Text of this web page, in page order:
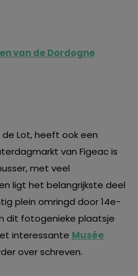
van de Dordogne
Lot, heeft ook een
van Figeac is
met veel
ligt het belangrijkste deel
plein omringd door 14e-
dit fotogenieke plaatsje
interessante Musée
over schreven.